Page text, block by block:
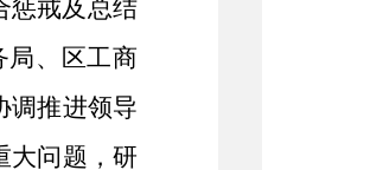
惩戒及总结
局、区工商
调推进领导
大问题，研